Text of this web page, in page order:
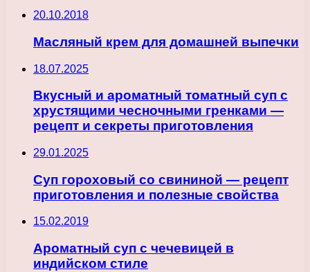
20.10.2018
Масляный крем для домашней выпечки
18.07.2025
Вкусный и ароматный томатный суп с
хрустящими чесночными гренками —
рецепт и секреты приготовления
29.01.2025
Суп гороховый со свининой — рецепт
приготовления и полезные свойства
15.02.2019
Ароматный суп с чечевицей в
индийском стиле